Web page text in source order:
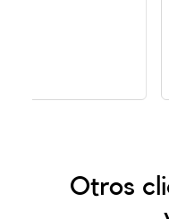
Otros